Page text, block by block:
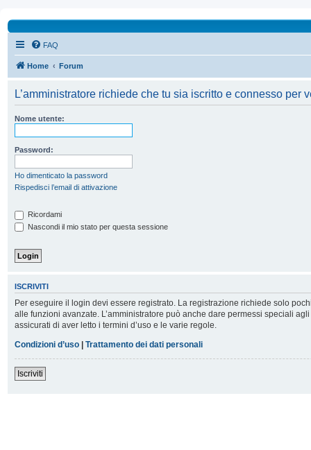
FAQ
Home Forum
L’amministratore richiede che tu sia iscritto e connesso per
Nome utente:
Password:
Ho dimenticato la password
Rispedisci l’email di attivazione
Ricordami
Nascondi il mio stato per questa sessione
ISCRIVITI
Per eseguire il login devi essere registrato. La registrazione richiede solo
alle funzioni avanzate. L’amministratore può anche dare permessi speciali
assicurati di aver letto i termini d’uso e le varie regole.
Condizioni d’uso | Trattamento dei dati personali
Iscriviti